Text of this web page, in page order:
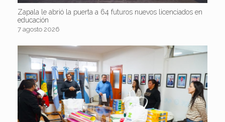
Zapala le abrió la puerta a 64 futuros nuevos licenciados en
educación
7 agosto 2026